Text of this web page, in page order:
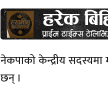
नेकपाको केन्द्रीय
छन् ।